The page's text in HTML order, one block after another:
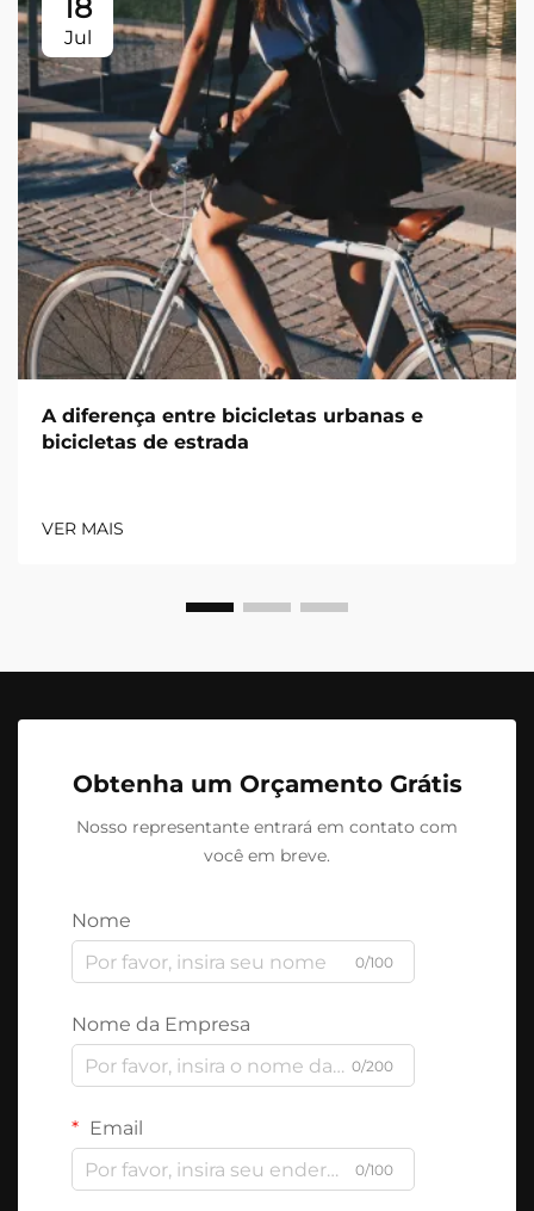
18
Jul
A diferença entre bicicletas urbanas e
bicicletas de estrada
VER MAIS
Obtenha um Orçamento Grátis
Nosso representante entrará em contato com
você em breve.
Nome
0/100
Nome da Empresa
0/200
Email
0/100